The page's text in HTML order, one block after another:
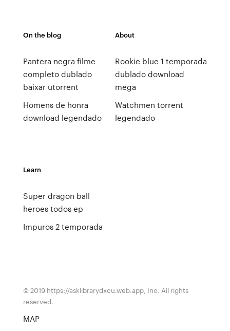
On the blog
Pantera negra filme
completo dublado
baixar utorrent
Homens de honra
download legendado
About
Rookie blue 1 temporada
dublado download
mega
Watchmen torrent
legendado
Learn
Super dragon ball
heroes todos ep
Impuros 2 temporada
© 2019 https://asklibrarydxcu.web.app, Inc. All rights
reserved.
MAP